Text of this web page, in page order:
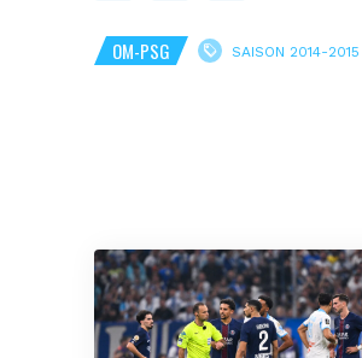
OM-PSG SAISON 2014-2015